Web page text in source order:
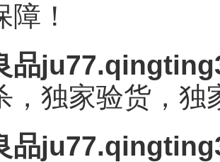
障！
品
，独家验货，独
品